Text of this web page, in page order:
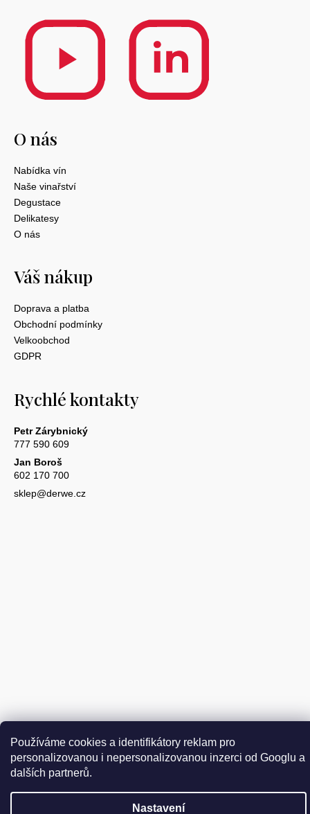
Používáme cookies a identifikátory reklam pro
personalizovanou i nepersonalizovanou inzerci od Googlu a
dalších partnerů.
Nastavení
O nás
Nabídka vín
Naše vinařství
Degustace
Delikatesy
O nás
Váš nákup
Doprava a platba
Obchodní podmínky
Velkoobchod
GDPR
Rychlé kontakty
Petr Zárybnický
777 590 609
Jan Boroš
602 170 700
sklep@derwe.cz
Vytvořil Shoptet
Copyright 2026DER WEINSCHMECKER.CZ. Všechna práva
Upravit nastavení cookies